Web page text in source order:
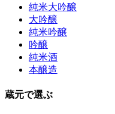
純米大吟醸
大吟醸
純米吟醸
吟醸
純米酒
本醸造
蔵元で選ぶ